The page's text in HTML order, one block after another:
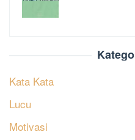
Kata Kata
Lucu
Motivasi